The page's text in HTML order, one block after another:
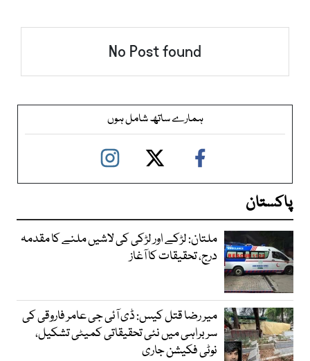
No Post found
ہمارے ساتھ شامل ہوں
پاکستان
ملتان: لڑکے اور لڑکی کی لاشیں ملنے کا مقدمہ
درج، تحقیقات کا آغاز
میر رضا قتل کیس: ڈی آئی جی عامر فاروقی کی
سربراہی میں نئی تحقیقاتی کمیٹی تشکیل،
نوٹی فکیشن جاری